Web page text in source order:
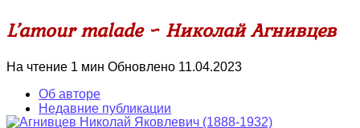
L’amour malade ~ Николай Агнивцев
На чтение 1 мин Обновлено 11.04.2023
Об авторе
Недавние публикации